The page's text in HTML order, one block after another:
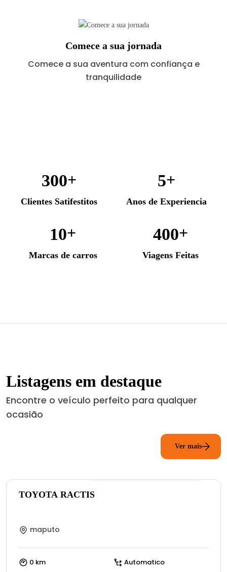
Comece a sua jornada
Comece a sua aventura com confiança e
tranquilidade
300+
Clientes Satifestitos
5+
Anos de Experiencia
10+
Marcas de carros
400+
Viagens Feitas
Listagens em destaque
Encontre o veículo perfeito para qualquer
ocasião
Ver mais
TOYOTA RACTIS
maputo
0 km
Automatico